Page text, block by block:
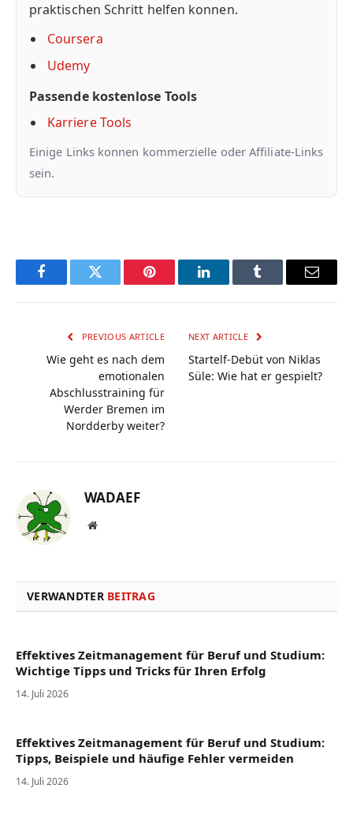
praktischen Schritt helfen konnen.
Coursera
Udemy
Passende kostenlose Tools
Karriere Tools
Einige Links konnen kommerzielle oder Affiliate-Links
sein.
FacebookTwitter Pinterest LinkedInTumblr Email
PREVIOUS ARTICLE
Wie geht es nach dem
emotionalen
Abschlusstraining für
Werder Bremen im
Nordderby weiter?
NEXT ARTICLE
Startelf-Debüt von Niklas
Süle: Wie hat er gespielt?
WADAEF
Website
VERWANDTER BEITRAG
Effektives Zeitmanagement für Beruf und Studium:
Wichtige Tipps und Tricks für Ihren Erfolg
14. Juli 2026
Effektives Zeitmanagement für Beruf und Studium:
Tipps, Beispiele und häufige Fehler vermeiden
14. Juli 2026